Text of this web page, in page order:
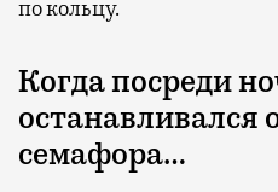
Бизнес-зал становится
провести переговоры,
выпить кофе, наблюдая
по кольцу.
Когда посреди
останавливался
семафора…